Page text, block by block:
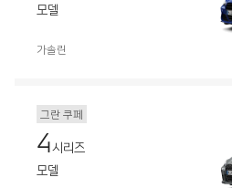
모델
가솔린
그란 쿠페
4시리즈
모델